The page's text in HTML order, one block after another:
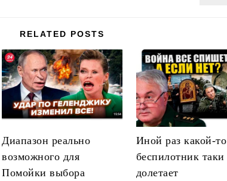
RELATED POSTS
Диапазон реально
возможного для
Помойки выбора
Иной раз какой-то
беспилотник таки
долетает